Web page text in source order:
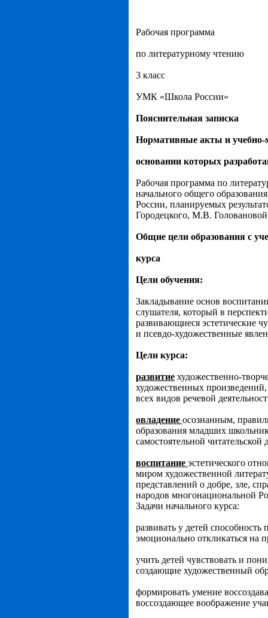
Рабочая программа
по литературному чтению
3 класс
УМК «Школа России»
Пояснительная записка
Нормативные акты и учебно-
основании которых
Рабочая программа по
начального общего
России, планируемых
Городецкого, М.В.
Общие цели образования с
курса
Цели обучения:
Закладывание основ
слушателя, который в
развивающиеся эстетические
и псевдо-художественные
Цели курса:
развитие художественно-
художественных
всех видов речевой
овладение осознанным,
образования младших
самостоятельной читательской
воспитание эстетического
миром художественной
представлений о добре, зле,
народов многонациональной
Задачи начального курса:
развивать у детей
эмоционально откликаться на
учить детей чувствовать и
создающие художественный
формировать умение
воссоздающее воображение